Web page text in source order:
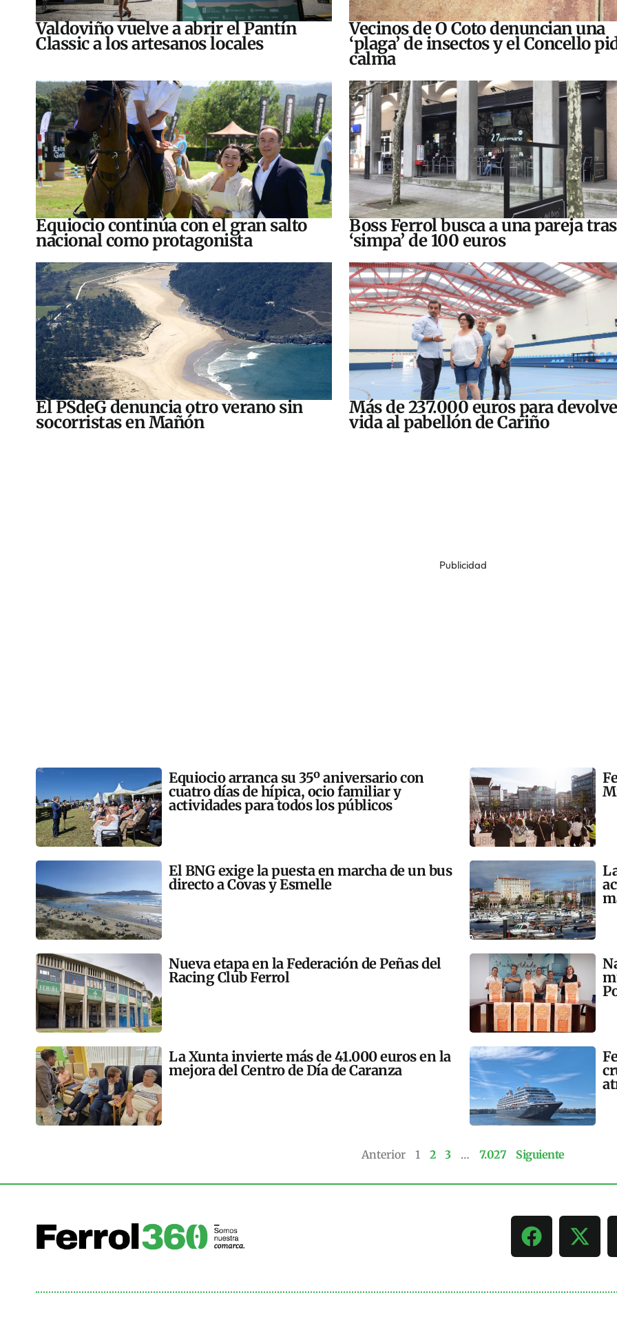
Valdoviño vuelve a abrir el Pantín
Classic a los artesanos locales
Vecinos de O Coto denuncian una
‘plaga’ de insectos y el Concello
calma
Equiocio continúa con el gran salto
nacional como protagonista
Boss Ferrol busca a una pareja
‘simpa’ de 100 euros
El PSdeG denuncia otro verano sin
socorristas en Mañón
Más de 237.000 euros para
vida al pabellón de Cariño
Publicidad
Equiocio arranca su 35º aniversario con
cuatro días de hípica, ocio familiar y
actividades para todos los públicos
El BNG exige la puesta en marcha de un bus
directo a Covas y Esmelle
Nueva etapa en la Federación de Peñas del
Racing Club Ferrol
La Xunta invierte más de 41.000 euros en la
mejora del Centro de Día de Caranza
Anterior 1 2 3 … 7.027 Siguiente